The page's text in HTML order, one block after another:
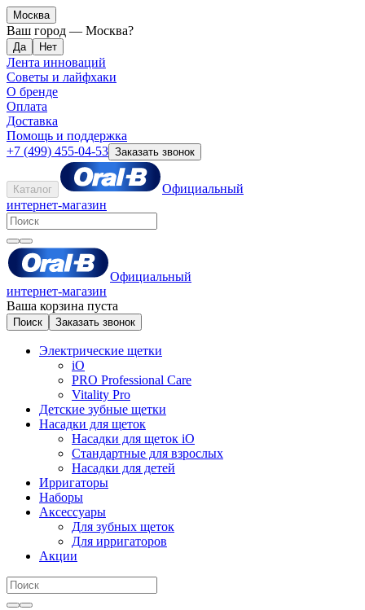
Москва
Ваш город — Москва?
Лента инноваций
Советы и лайфхаки
О бренде
Оплата
Доставка
Помощь и поддержка
+7 (499) 455-04-53 Заказать звонок
Каталог
Официальный
интернет-магазин
Официальный
интернет-магазин
Ваша корзина пуста
Поиск Заказать звонок
Электрические щетки
iO
PRO Professional Care
Vitality Pro
Детские зубные щетки
Насадки для щеток
Насадки для щеток iO
Стандартные для взрослых
Насадки для детей
Ирригаторы
Наборы
Аксессуары
Для зубных щеток
Для ирригаторов
Акции